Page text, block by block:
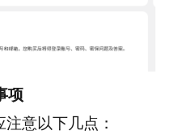
项
意以下几点：